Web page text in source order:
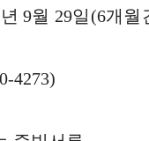
9월 29일(6개월
4273)